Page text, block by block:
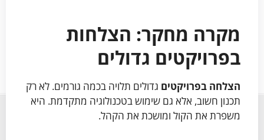
מקרה מחקר: הצלחות
בפרויקטים גדולים
הצלחה בפרויקטים גדולים תלויה בכמה גורמים. לא רק
תכנון חשוב, אלא גם שימוש בטכנולוגיה מתקדמת. היא
משפרת את הקול ומושכת את הקהל.